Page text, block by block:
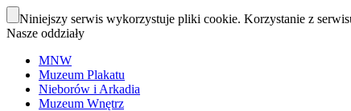
Niniejszy serwis wykorzystuje pliki cookie. Korzystanie z
Nasze oddziały
MNW
Muzeum Plakatu
Nieborów i Arkadia
Muzeum Wnętrz